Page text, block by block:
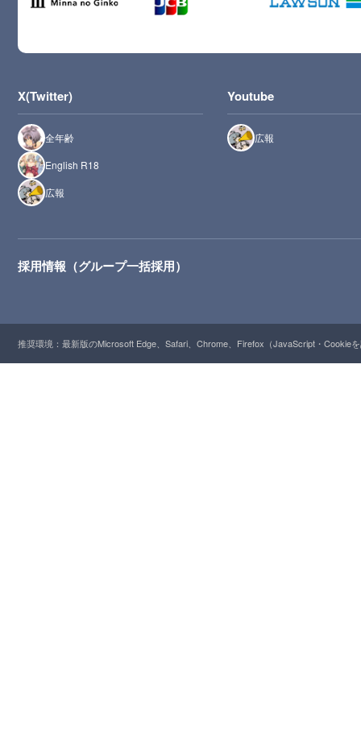
X(Twitter)
全年齢
English R18
広報
Youtube
広報
採用情報（グループ一括採用）
推奨環境：最新版のMicrosoft Edge、Safari、Chrome、Firefox（JavaScript・Cookie